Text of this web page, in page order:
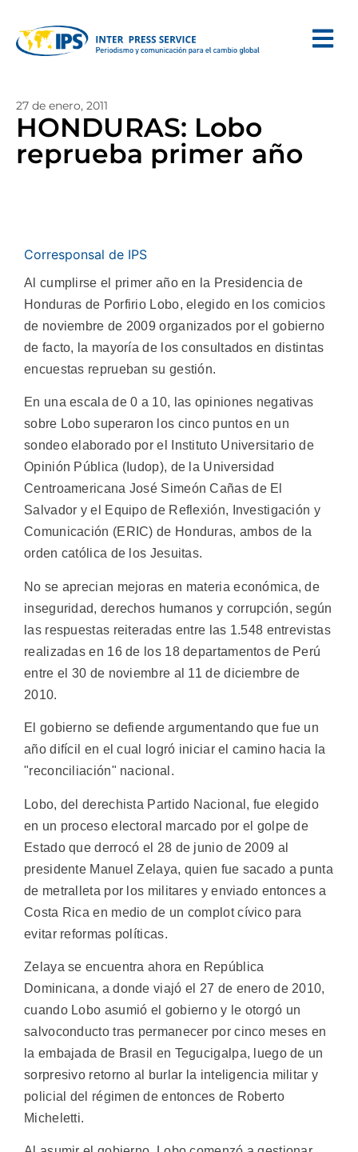
27 de enero, 2011
HONDURAS: Lobo
reprueba primer año
Corresponsal de IPS
Al cumplirse el primer año en la Presidencia de
Honduras de Porfirio Lobo, elegido en los comicios
de noviembre de 2009 organizados por el gobierno
de facto, la mayoría de los consultados en distintas
encuestas reprueban su gestión.
En una escala de 0 a 10, las opiniones negativas
sobre Lobo superaron los cinco puntos en un
sondeo elaborado por el Instituto Universitario de
Opinión Pública (Iudop), de la Universidad
Centroamericana José Simeón Cañas de El
Salvador y el Equipo de Reflexión, Investigación y
Comunicación (ERIC) de Honduras, ambos de la
orden católica de los Jesuitas.
No se aprecian mejoras en materia económica, de
inseguridad, derechos humanos y corrupción, según
las respuestas reiteradas entre las 1.548 entrevistas
realizadas en 16 de los 18 departamentos de Perú
entre el 30 de noviembre al 11 de diciembre de
2010.
El gobierno se defiende argumentando que fue un
año difícil en el cual logró iniciar el camino hacia la
"reconciliación" nacional.
Lobo, del derechista Partido Nacional, fue elegido
en un proceso electoral marcado por el golpe de
Estado que derrocó el 28 de junio de 2009 al
presidente Manuel Zelaya, quien fue sacado a punta
de metralleta por los militares y enviado entonces a
Costa Rica en medio de un complot cívico para
evitar reformas políticas.
Zelaya se encuentra ahora en República
Dominicana, a donde viajó el 27 de enero de 2010,
cuando Lobo asumió el gobierno y le otorgó un
salvoconducto tras permanecer por cinco meses en
la embajada de Brasil en Tegucigalpa, luego de un
sorpresivo retorno al burlar la inteligencia militar y
policial del régimen de entonces de Roberto
Micheletti.